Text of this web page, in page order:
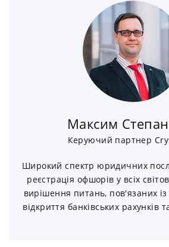
Максим
Керуючий партнер
Широкий спектр юридичних
реєстрація офшорів у всіх
вирішення питань, пов'язаних
відкриття банківських рахунків